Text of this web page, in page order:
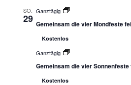
SO.
29
Ganztägig
Gemeinsam die vier Mondfeste
Kostenlos
Ganztägig
Gemeinsam die vier
Kostenlos